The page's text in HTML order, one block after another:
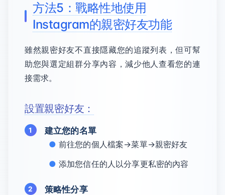
方法5：戰略性地使用
Instagram的親密好友功能
雖然親密好友不直接隱藏您的追蹤列表，但可幫
助您與選定組群分享內容，減少他人查看您的連
接需求。
設置親密好友：
建立您的名單
前往您的個人檔案→菜單→親密好友
添加您信任的人以分享更私密的內容
策略性分享